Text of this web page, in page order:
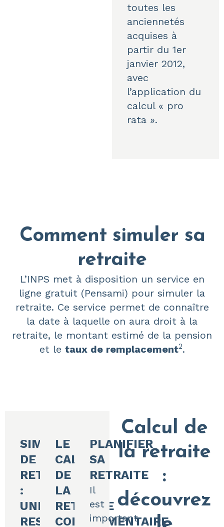
toutes les
anciennetés
acquises à
partir du 1er
janvier 2012,
avec
l’application du
calcul « pro
rata ».
Comment simuler sa
retraite
L’INPS met à disposition un service en
ligne gratuit (Pensami) pour simuler la
retraite. Ce service permet de connaître
la date à laquelle on aura droit à la
retraite, le montant estimé de la pension
et le taux de remplacement2.
SIMULATEUR
DE
RETRAITE
:
UNE
RESSOURCE
LE
CALCUL
DE
LA
RETRAITE
COMPLÉMENTAIRE
PLANIFIER
SA
RETRAITE
Il
est
important
Calcul de
la retraite
:
découvrez